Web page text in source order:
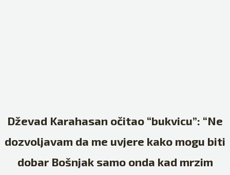
Dževad Karahasan očitao “bukvicu”: “Ne
dozvoljavam da me uvjere kako mogu biti
dobar Bošnjak samo onda kad mrzim